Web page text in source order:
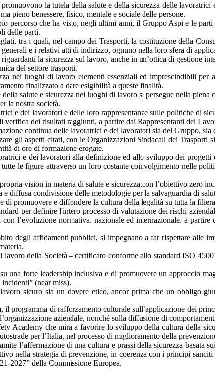
la tutela della salute e della sicurezza delle
pieno benessere, fisico, mentale e sociale delle persone.
percorso che ha visto, negli ultimi anni, il Gruppo Aspi e le
delle parti.
tra i quali, nel campo dei Trasporti, la costituzione della
e i relativi atti di indirizzo, ognuno nella loro sfera di
la sicurezza sul lavoro, anche in un’ottica di gestione
del settore trasporti.
nei luoghi di lavoro elementi essenziali ed imprescindibili per
finalizzato a dare esigibilità a queste finalità.
salute e sicurezza nei luoghi di lavoro si persegue nella
la nostra società.
e dei lavoratori e delle loro rappresentanze sulle politiche di
verifica dei risultati raggiunti, a partire dai Rappresentanti dei
continua delle lavoratrici e dei lavoratori sia del Gruppo, sia
gli aspetti citati, con le Organizzazioni Sindacali dei Trasporti
di ore di formazione erogate.
e dei lavoratori alla definizione ed allo sviluppo dei
le figure attraverso un loro costante coinvolgimento nelle
vision in materia di salute e sicurezza,con l’obiettivo zero
diffusa condivisione delle metodologie per la salvaguardia di
promuovere e diffondere la cultura della legalità su tutta la
per definire l'intero processo di valutazione dei rischi
l’evoluzione normativa, nazionale ed internazionale, a
degli affidamenti pubblici, si impegnano a far rispettare alle
della Società – certificato conforme allo standard ISO
una forte leadership inclusiva e di promuovere un approccio
(near miss).
sicuro sia un dovere etico, ancor prima che un obbligo
programma di rafforzamento culturale sull’applicazione dei
aziendale, nonché sulla diffusione di
Academy che mira a favorire lo sviluppo della cultura della
per l’Italia, nel processo di miglioramento della
l’affermazione di una cultura e prassi della sicurezza basata
nella strategia di prevenzione, in coerenza con i principi
2027” della Commissione Europea.